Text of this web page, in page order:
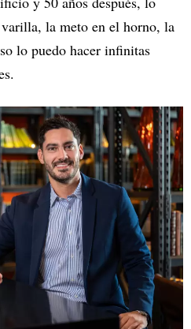
la meto en el horno, la
lo puedo hacer infinitas